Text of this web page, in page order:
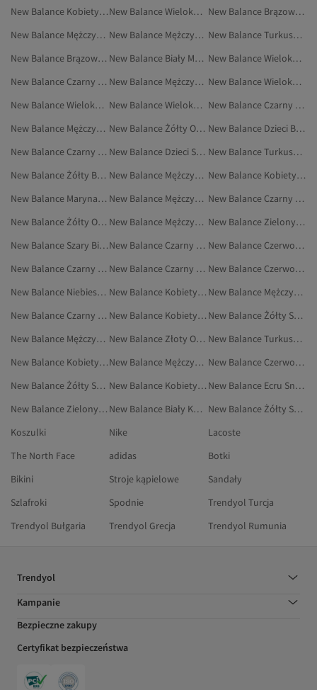
New Balance Kobiety Buty Na Płaskim Obcasie
New Balance Wielokolorowy Sport I Turystyka
New Balance Brązowy Buty Na Co Dzień
New Balance Mężczyźni Sportowe Spodnie Dresowe
New Balance Mężczyźni Sneakersy
New Balance Turkusowy Sneakersy
New Balance Brązowy Buty Na Płaskim Obcasie
New Balance Biały Marynarki I Kamizelki
New Balance Wielokolorowy Odzież Outdoorowa
New Balance Czarny Buty Na Płaskim Obcasie
New Balance Mężczyźni Dresy
New Balance Wielokolorowy Buty Na Co Dzień
New Balance Wielokolorowy Buty Na Płaskim Obcasie
New Balance Wielokolorowy Marynarki I Kamizelki
New Balance Czarny Odzież Sportowa
New Balance Mężczyźni Buty Sportowe
New Balance Żółty Odzież
New Balance Dzieci Buty Sportowe
New Balance Czarny Sport I Turystyka
New Balance Dzieci Sneakersy
New Balance Turkusowy Obuwie
New Balance Żółty Buty Sportowe
New Balance Mężczyźni Buty Na Płaskim Obcasie
New Balance Kobiety Buty Sportowe
New Balance Marynarki I Kamizelki
New Balance Mężczyźni Buty Na Co Dzień
New Balance Czarny Buty Sportowe
New Balance Żółty Obuwie
New Balance Mężczyźni Marynarki I Kamizelki
New Balance Zielony Spodenki Sportowe
New Balance Szary Biustonosze Sportowe
New Balance Czarny Dresy
New Balance Czerwony Sport I Turystyka
New Balance Czarny Marynarki I Kamizelki
New Balance Czarny Buty Na Co Dzień
New Balance Czerwony Buty Sportowe
New Balance Niebieski Sneakersy
New Balance Kobiety Koszulki Sportowe
New Balance Mężczyźni Odzież
New Balance Czarny Spodnie Dresowe
New Balance Kobiety Odzież
New Balance Żółty Sport I Turystyka
New Balance Mężczyźni Spodnie Dresowe
New Balance Złoty Obuwie
New Balance Turkusowy Buty Sportowe
New Balance Kobiety Odzież Outdoorowa
New Balance Mężczyźni Sport I Turystyka
New Balance Czerwony Sneakersy
New Balance Żółty Spodnie Dresowe
New Balance Kobiety Legginsy Sportowe
New Balance Ecru Sneakersy
New Balance Zielony Spodnie Dresowe
New Balance Biały Koszulki Sportowe
New Balance Żółty Sneakersy
Koszulki
Nike
Lacoste
The North Face
adidas
Botki
Bikini
Stroje kąpielowe
Sandały
Szlafroki
Spodnie
Trendyol Turcja
Trendyol Bułgaria
Trendyol Grecja Trendyol Rumunia
Trendyol
Kampanie
Bezpieczne zakupy
Certyfikat bezpieczeństwa